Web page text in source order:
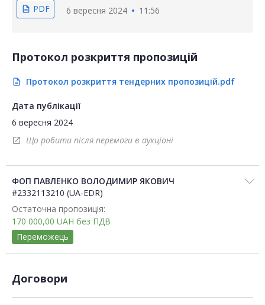
description PDF 6 вересня 2024 11:56
Протокол розкриття пропозицій
description Протокол розкриття тендерних пропозицій.pdf
Дата публікації
6 вересня 2024
open_in_new Що робити після перемоги в аукціоні
ФОП ПАВЛЕНКО ВОЛОДИМИР ЯКОВИЧ
#2332113210 (UA-EDR)
Остаточна пропозиція:
170 000,00 UAH без ПДВ
Переможець
Договори